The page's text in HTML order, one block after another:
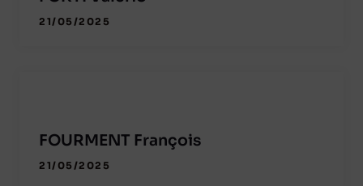
21/05/2025
FOURMENT François
21/05/2025